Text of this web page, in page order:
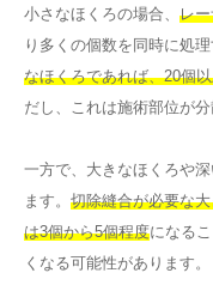
小さなほくろの場合、 レ
り多くの個数を同時に処理
なほくろであれば、20個
だし、これは施術部位が
一方で、大きなほくろや
ます。 切除縫合が必要な
は3個から5個程度になる
くなる可能性があります。